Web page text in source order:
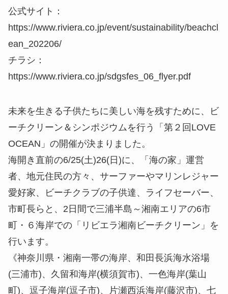
公式サイト：
https://www.riviera.co.jp/event/sustainability/beachcl
ean_202206/
チラシ：
https://www.riviera.co.jp/sdgsfes_06_flyer.pdf
未来を生きる子供たちに美しい海を残すために、ビ
ーチクリーン＆シンポジウムを行う「第２回LOVE
OCEAN」の開催が決まりました。
海開き直前の6/25(土)26(日)に、「海の家」運営
者、地元住民の方々、サーファーやマリンレジャー
愛好家、ビーチクラブの子供達、ライフセーバー、
市町長らと、2日間で三浦半島～湘南エリアの6市
町・６海岸での「リビエラ湘南ビーチクリーン」を
行います。
《神奈川県・湘南一帯の海岸、和田長浜海水浴場
(三浦市)、久留和海岸(横須賀市)、一色海岸(葉山
町)、逗子海岸(逗子市)、片瀬西浜海岸(藤沢市)、七